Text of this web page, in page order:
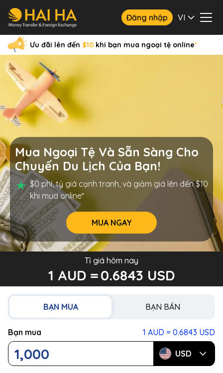
Đăng nhập VI
Ưu đãi lên đến $10 khi bạn mua ngoại tệ online*
Mua Ngoại Tệ Và Sẵn Sàng Cho
Chuyến Du Lịch Của Bạn!
$0 phí, tỷ giá cạnh tranh, và giảm giá lên đến $10
khi mua online*
MUA NGAY